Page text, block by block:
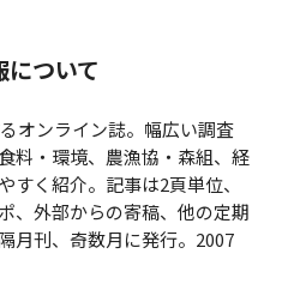
について
オンライン誌。幅広い調査
料・環境、農漁協・森組、経
すく紹介。記事は2頁単位、
、外部からの寄稿、他の定期
月刊、奇数月に発行。2007